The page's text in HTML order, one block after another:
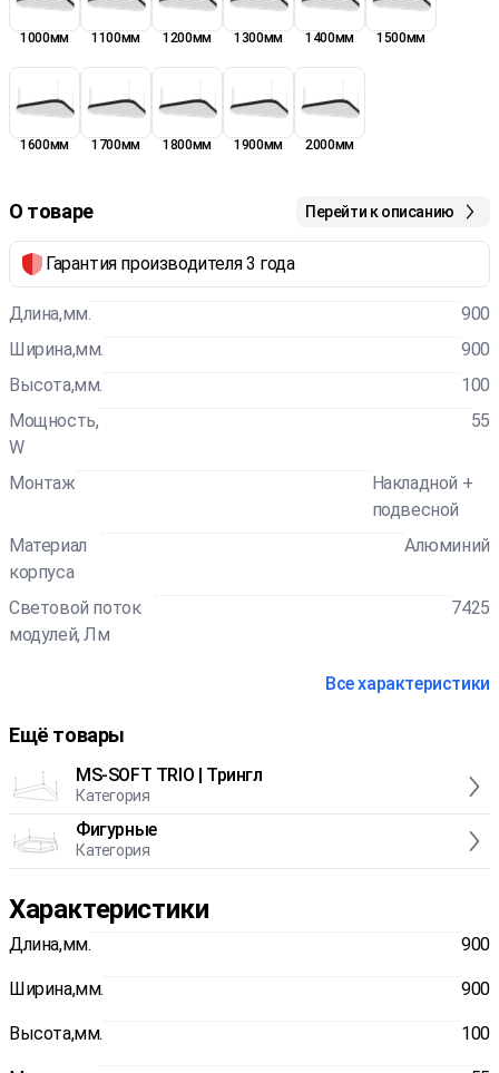
1000мм 1100мм 1200мм 1300мм 1400мм 1500мм
1600мм 1700мм 1800мм 1900мм 2000мм
О товаре Перейти к описанию
Гарантия производителя 3 года
Длина,мм.
900
Ширина,мм.
900
Высота,мм.
100
Мощность,
W
55
Монтаж
Накладной +
подвесной
Материал
корпуса
Алюминий
Световой поток
модулей, Лм
7425
Все характеристики
Ещё товары
MS-SOFT TRIO | Трингл
Категория
Фигурные
Категория
Характеристики
Длина,мм. 900
Ширина,мм. 900
Высота,мм. 100